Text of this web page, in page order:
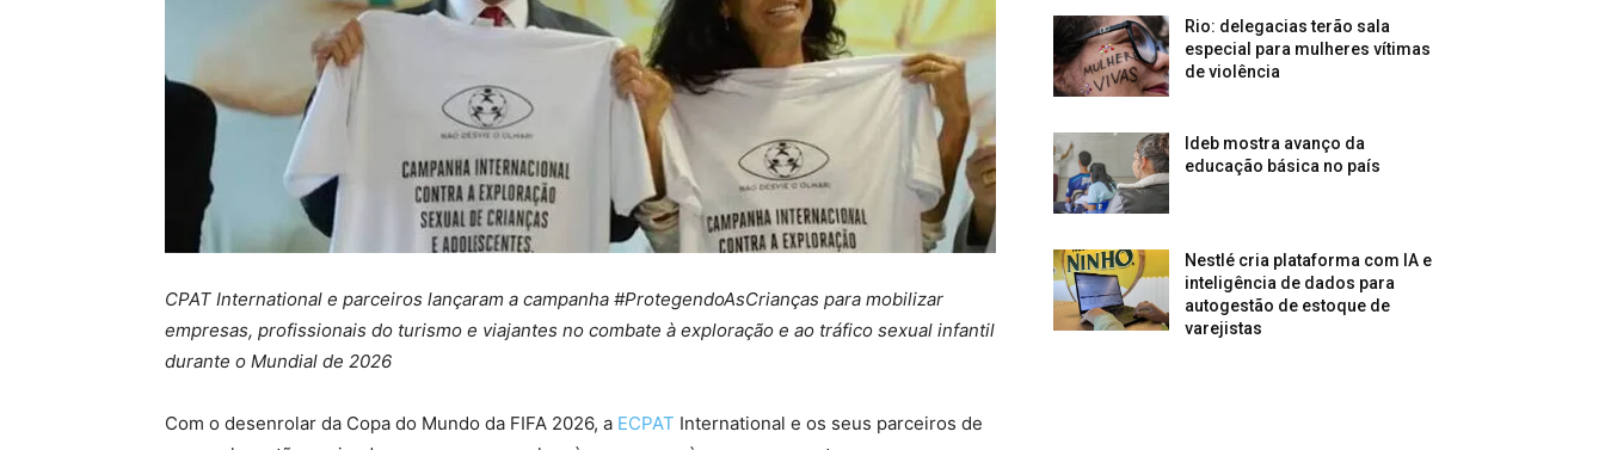
CPAT International e parceiros lançaram a campanha #ProtegendoAsCrianças para mobilizar
empresas, profissionais do turismo e viajantes no combate à exploração e ao tráfico sexual infantil
durante o Mundial de 2026
Com o desenrolar da Copa do Mundo da FIFA 2026, a ECPAT International e os seus parceiros de
Rio: delegacias terão sala
especial para mulheres vítimas
de violência
Ideb mostra avanço da
educação básica no país
Nestlé cria plataforma com IA e
inteligência de dados para
autogestão de estoque de
varejistas